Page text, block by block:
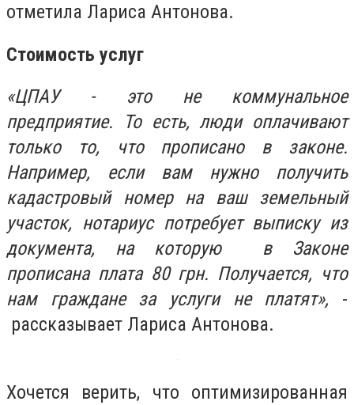
отметила Лариса Антонова.
Стоимость услуг
«ЦПАУ - это не коммунальное
предприятие. То есть, люди оплачивают
только то, что прописано в законе.
Например, если вам нужно получить
кадастровый номер на ваш земельный
участок, нотариус потребует выписку из
документа, на которую в Законе
прописана плата 80 грн. Получается, что
нам граждане за услуги не платят», -
рассказывает Лариса Антонова.
Хочется верить, что оптимизированная